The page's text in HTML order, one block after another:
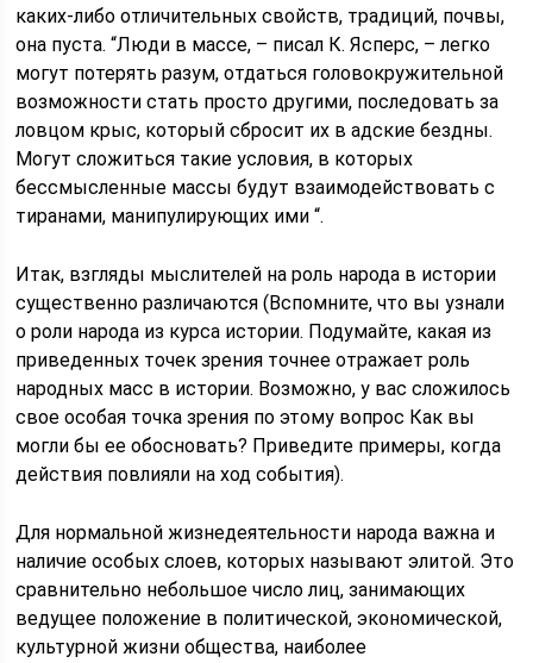
каких-либо отличительных свойств, традиций, почвы,
она пуста. “Люди в массе, – писал К. Ясперс, – легко
могут потерять разум, отдаться головокружительной
возможности стать просто другими, последовать за
ловцом крыс, который сбросит их в адские бездны.
Могут сложиться такие условия, в которых
бессмысленные массы будут взаимодействовать с
тиранами, манипулирующих ими “.
Итак, взгляды мыслителей на роль народа в истории
существенно различаются (Вспомните, что вы узнали
о роли народа из курса истории. Подумайте, какая из
приведенных точек зрения точнее отражает роль
народных масс в истории. Возможно, у вас сложилось
свое особая точка зрения по этому вопрос Как вы
могли бы ее обосновать? Приведите примеры, когда
действия повлияли на ход события).
Для нормальной жизнедеятельности народа важна и
наличие особых слоев, которых называют элитой. Это
сравнительно небольшое число лиц, занимающих
ведущее положение в политической, экономической,
культурной жизни общества, наиболее